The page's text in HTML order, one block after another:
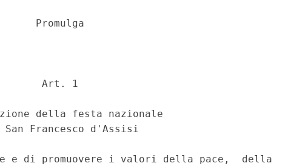
Promulga
Art. 1
della festa nazionale
San Francesco d'Assisi
e di promuovere i valori della pace,  della